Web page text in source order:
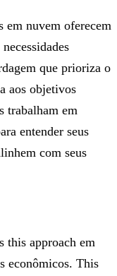
em nuvem oferecem
que prioriza o
aos objetivos
trabalham em
entender seus
com seus
this approach em
econômicos. This